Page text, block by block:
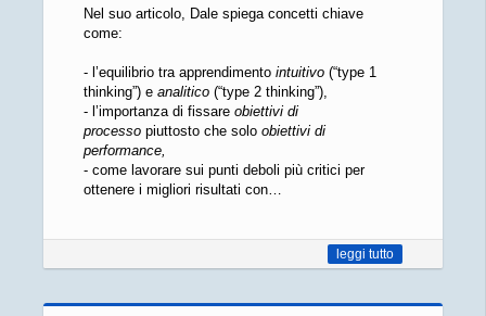
Nel suo articolo, Dale spiega concetti chiave
come:
- l’equilibrio tra apprendimento intuitivo(“type 1
thinking”) e analitico(“type 2 thinking”),
- l’importanza di fissare obiettivi di
processopiuttosto che solo obiettivi di
performance,
- come lavorare sui punti deboli più critici per
ottenere i migliori risultati con…
leggi tutto